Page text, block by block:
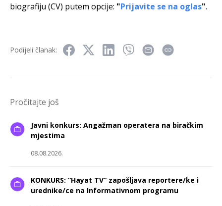
biografiju (CV) putem opcije: "Prijavite se na oglas".
Podijeli članak:
Pročitajte još
Javni konkurs: Angažman operatera na biračkim
mjestima
08.08.2026.
KONKURS: “Hayat TV” zapošljava reportere/ke i
urednike/ce na Informativnom programu